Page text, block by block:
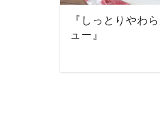
『しっとりやわ
ュー』